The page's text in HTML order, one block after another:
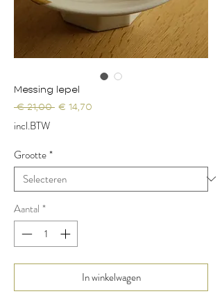
Messing lepel
€ 21,00 Normale
€ 14,70
incl.BTW
Grootte*
Aantal *
In winkelwagen